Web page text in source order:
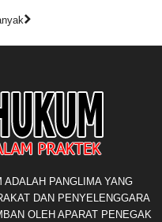
ADALAH PANGLIMA YANG
DAN PENYELENGGARA
OLEH APARAT PENEGAK